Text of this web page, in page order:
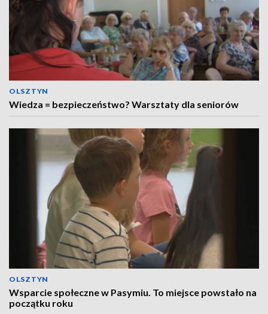
OLSZTYN
Wiedza = bezpieczeństwo? Warsztaty dla seniorów
OLSZTYN
Wsparcie społeczne w Pasymiu. To miejsce powstało na
początku roku